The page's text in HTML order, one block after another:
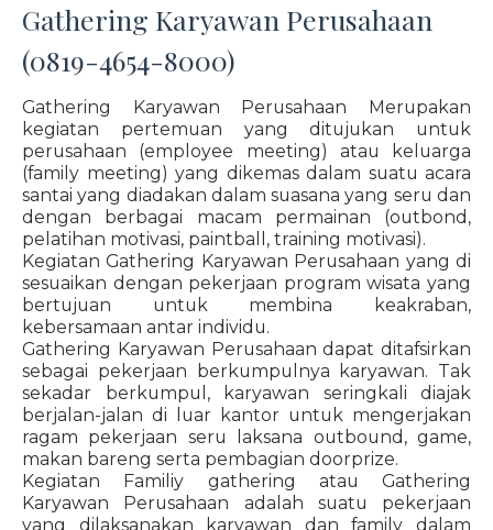
Gathering Karyawan Perusahaan
(0819-4654-8000)
Gathering Karyawan Perusahaan Merupakan
kegiatan pertemuan yang ditujukan untuk
perusahaan (employee meeting) atau keluarga
(family meeting) yang dikemas dalam suatu acara
santai yang diadakan dalam suasana yang seru dan
dengan berbagai macam permainan (outbond,
pelatihan motivasi, paintball, training motivasi).
Kegiatan Gathering Karyawan Perusahaan yang di
sesuaikan dengan pekerjaan program wisata yang
bertujuan untuk membina keakraban,
kebersamaan antar individu.
Gathering Karyawan Perusahaan dapat ditafsirkan
sebagai pekerjaan berkumpulnya karyawan. Tak
sekadar berkumpul, karyawan seringkali diajak
berjalan-jalan di luar kantor untuk mengerjakan
ragam pekerjaan seru laksana outbound, game,
makan bareng serta pembagian doorprize.
Kegiatan Familiy gathering atau Gathering
Karyawan Perusahaan adalah suatu pekerjaan
yang dilaksanakan karyawan dan family dalam